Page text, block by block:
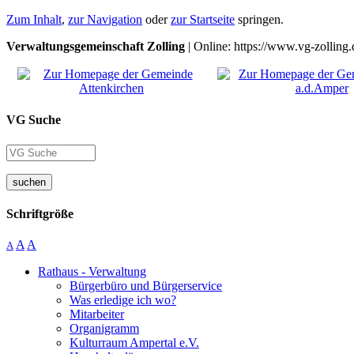
Zum Inhalt, zur Navigation oderzur Startseite springen.
Verwaltungsgemeinschaft Zolling | Online: https://www.vg-
VG Suche
suchen
Schriftgröße
A A A
Rathaus - Verwaltung
Bürgerbüro und Bürgerservice
Was erledige ich wo?
Mitarbeiter
Organigramm
Kulturraum Ampertal e.V.